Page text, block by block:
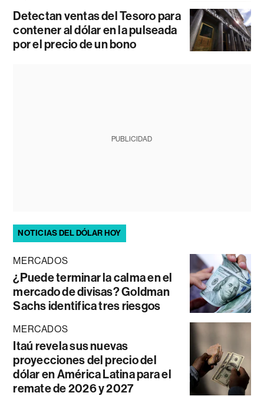
Detectan ventas del Tesoro para
contener al dólar en la pulseada
por el precio de un bono
PUBLICIDAD
NOTICIAS DEL DÓLAR HOY
MERCADOS
¿Puede terminar la calma en el
mercado de divisas? Goldman
Sachs identifica tres riesgos
MERCADOS
Itaú revela sus nuevas
proyecciones del precio del
dólar en América Latina para el
remate de 2026 y 2027